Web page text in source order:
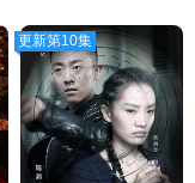
更新第10集